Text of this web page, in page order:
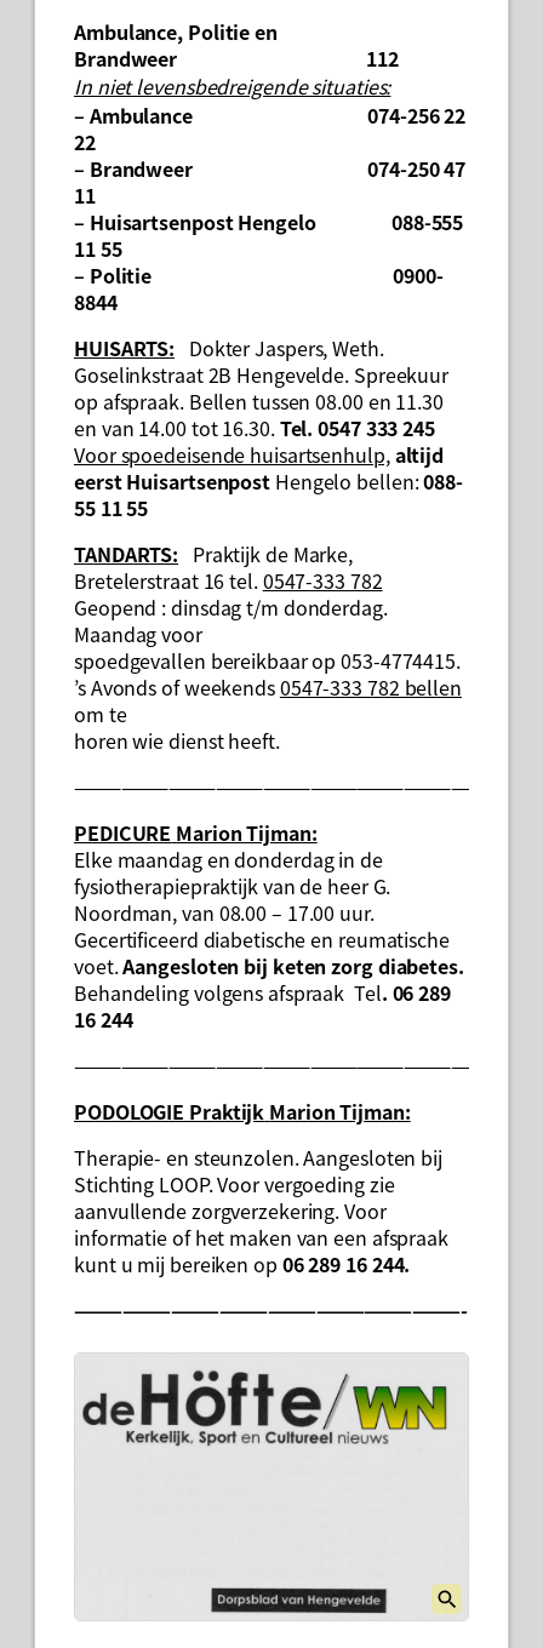
Ambulance, Politie en
Brandweer 112
In niet levensbedreigende situaties:
– Ambulance 074-256 22
22
– Brandweer 074-250 47
11
– Huisartsenpost Hengelo 088-555
11 55
– Politie 0900-
8844
HUISARTS: Dokter Jaspers, Weth.
Goselinkstraat 2B Hengevelde. Spreekuur
op afspraak. Bellen tussen 08.00 en 11.30
en van 14.00 tot 16.30.Tel. 0547 333 245
Voor spoedeisende huisartsenhulp,altijd
eerst Huisartsenpost Hengelo bellen:088-
55 11 55
TANDARTS: Praktijk de Marke,
Bretelerstraat 16 tel.0547-333 782
Geopend : dinsdag t/m donderdag.
Maandag voor
spoedgevallen bereikbaar op 053-4774415.
’s Avonds of weekends0547-333 782 bellen
om te
horen wie dienst heeft.
——————————————————————————
PEDICURE Marion Tijman:
Elke maandag en donderdag in de
fysiotherapiepraktijk van de heer G.
Noordman, van 08.00 – 17.00 uur.
Gecertificeerd diabetische en reumatische
voet.Aangesloten bij keten zorg diabetes.
Behandeling volgens afspraak Tel. 06 289
16 244
——————————————————————————
PODOLOGIE Praktijk Marion Tijman:
Therapie- en steunzolen. Aangesloten bij
Stichting LOOP. Voor vergoeding zie
aanvullende zorgverzekering. Voor
informatie of het maken van een afspraak
kunt u mij bereiken op 06 289 16 244.
————————————————————————-